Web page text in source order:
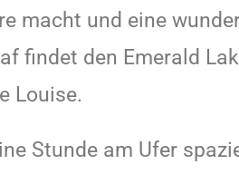
macht und eine
findet den Emerald
Louise.
Stunde am Ufer